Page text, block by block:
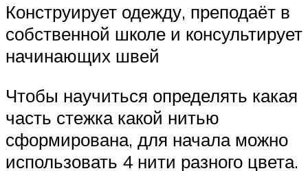
Конструирует одежду, преподаёт в
собственной школе и консультирует
начинающих швей
Чтобы научиться определять какая
часть стежка какой нитью
сформирована, для начала можно
использовать 4 нити разного цвета.